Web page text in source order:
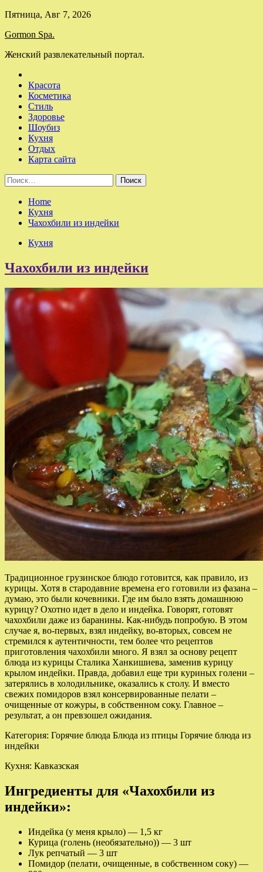
Skip
content
Пятница, Авг 7, 2026
Gormon Spa.
Женский развлекательный портал.
Красота
Косметика
Стиль
Здоровье
Шоубиз
Кухня
Отдых
Карта сайта
Найти:
Home
Кухня
Чахохбили из индейки
Кухня
Чахохбили из индейки
Традиционное грузинское блюдо готовится, как правило, из
курицы. Хотя в стародавние времена его готовили из фазана –
думаю, это были кочевники. Где им было взять домашнюю
курицу? Охотно идет в дело и индейка. Говорят, готовят
чахохбили даже из баранины. Как-нибудь попробую. В этом
случае я, во-первых, взял индейку, во-вторых, совсем не
стремился к аутентичности, тем более что рецептов
приготовления чахохбили много. Я взял за основу рецепт
блюда из курицы Сталика Ханкишиева, заменив курицу
крылом индейки. Правда, добавил еще три куриных голени –
затерялись в холодильнике, оказались к столу. И вместо
свежих помидоров взял консервированные пелати –
очищенные от кожуры, в собственном соку. Главное –
результат, а он превзошел ожидания.
Категория: Горячие блюда Блюда из птицы Горячие блюда из
индейки
Кухня: Кавказская
Ингредиенты для «Чахохбили из
индейки»:
Индейка (у меня крыло) — 1,5 кг
Курица (голень (необязательно)) — 3 шт
Лук репчатый — 3 шт
Помидор (пелати, очищенные, в собственном соку) —